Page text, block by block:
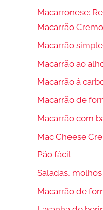
Macarronese:
Macarrão
Macarrão
Macarrão ao
Macarrão à
Macarrão de
Macarrão com
Mac Cheese
Pão fácil
Saladas,
Macarrão de